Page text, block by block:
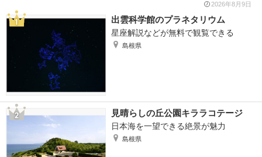
2026年8月9日
出雲科学館のプラネタリウム
星座解説などが無料で観覧できる
島根県
見晴らしの丘公園キララコテージ
日本海を一望できる絶景が魅力
島根県